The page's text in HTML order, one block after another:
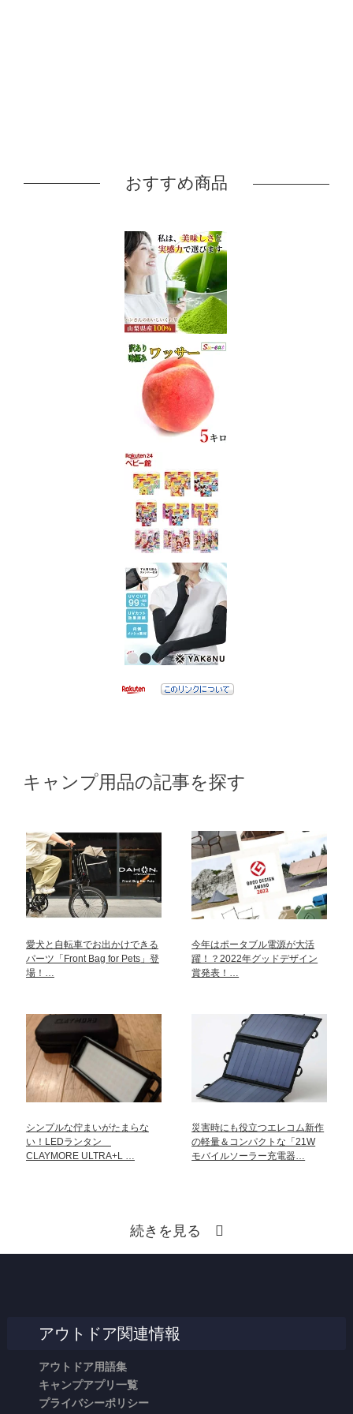
おすすめ商品
キャンプ用品の記事を探す
愛犬と自転車でお出かけできる
パーツ「Front Bag for Pets」登
場！…
今年はポータブル電源が大活
躍！？2022年グッドデザイン
賞発表！…
シンプルな佇まいがたまらな
い！LEDランタン
CLAYMORE ULTRA+L …
災害時にも役立つエレコム新作
の軽量＆コンパクトな「21W
モバイルソーラー充電器…
続きを見る
アウトドア関連情報
アウトドア用語集
キャンプアプリ一覧
プライバシーポリシー